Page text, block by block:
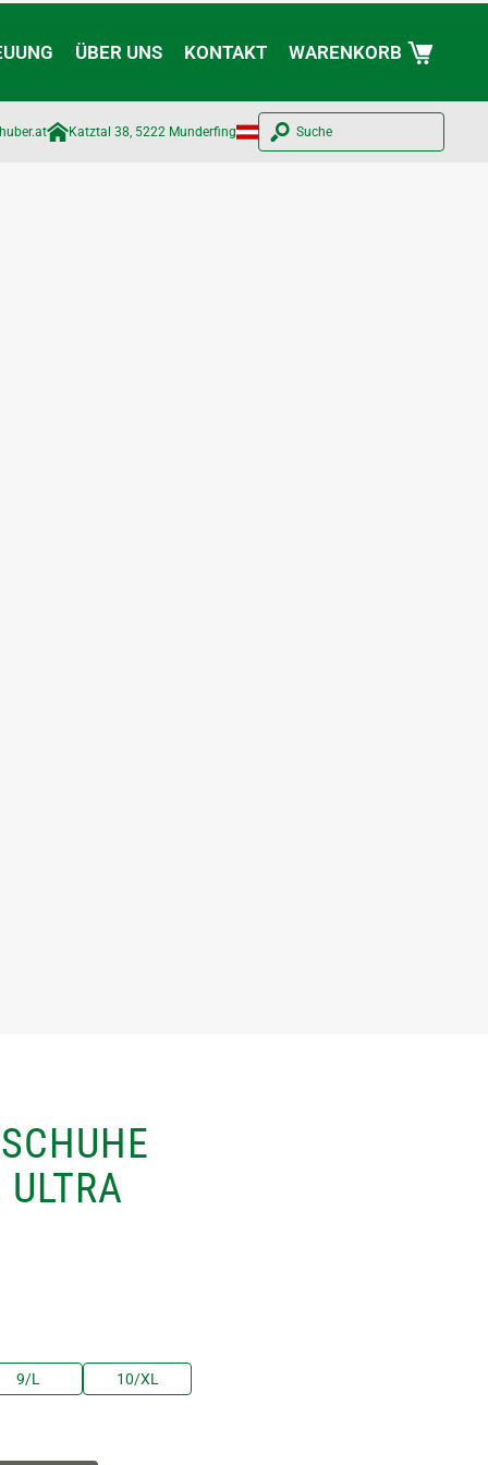
ÜBER UNS KONTAKT WARENKORB
Katztal 38, 5222 Munderfing Suche
9/L 10/XL